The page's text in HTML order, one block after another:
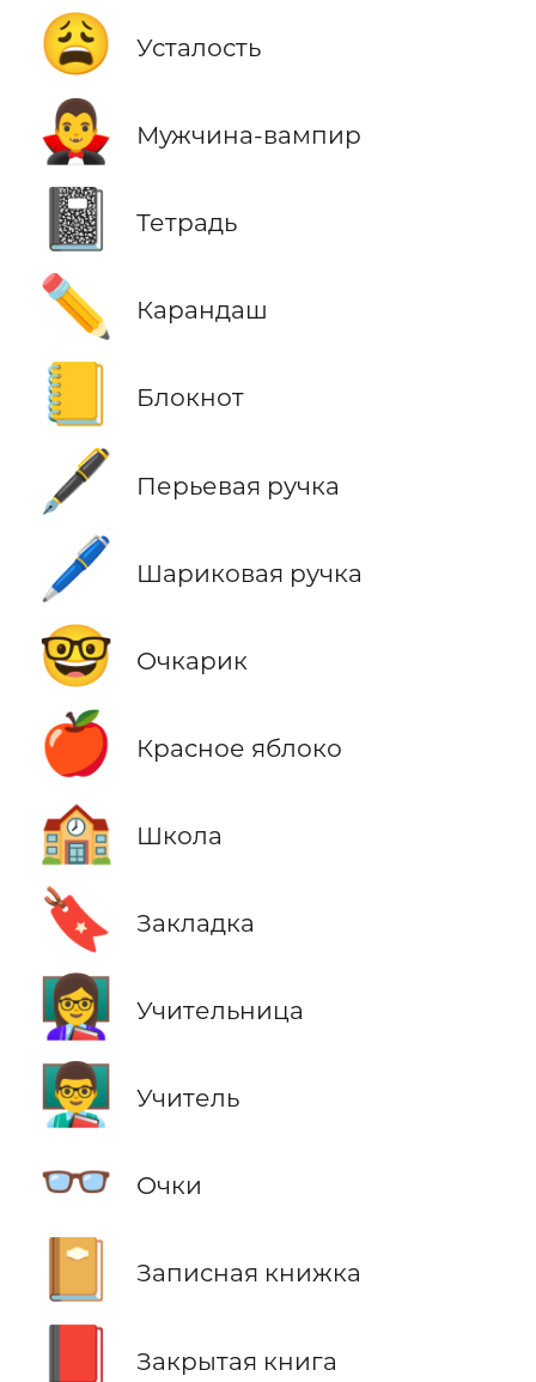
😩 Усталость
🧛‍♂️ Мужчина-вампир
📓 Тетрадь
✏️ Карандаш
📒 Блокнот
🖋️ Перьевая ручка
🖊️ Шариковая ручка
🤓 Очкарик
🍎 Красное яблоко
🏫 Школа
🔖 Закладка
👩‍🏫 Учительница
👨‍🏫 Учитель
👓 Очки
📔 Записная книжка
Закрытая книга